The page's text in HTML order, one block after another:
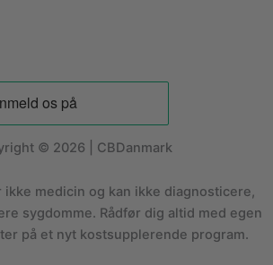
© 2026 | CBDanmark
ikke medicin og kan ikke diagnosticere,
sygdomme. Rådfør dig altid med egen
på et nyt kostsupplerende program.